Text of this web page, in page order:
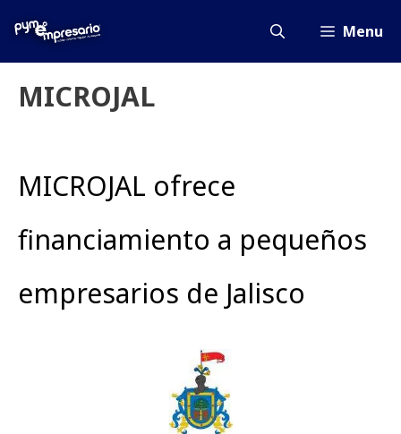
Menu
MICROJAL
MICROJAL ofrece
financiamiento a pequeños
empresarios de Jalisco